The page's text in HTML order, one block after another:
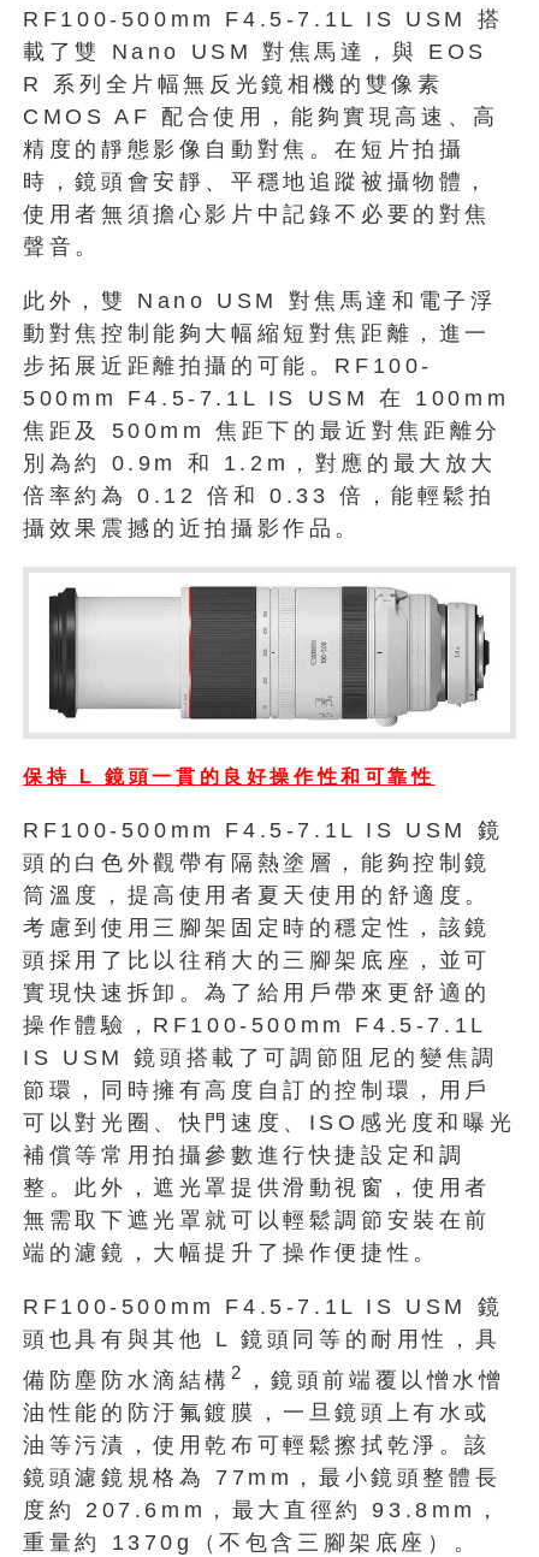
RF100-500mm F4.5-7.1L IS USM 搭
載了雙 Nano USM 對焦馬達，與 EOS
R 系列全片幅無反光鏡相機的雙像素
CMOS AF 配合使用，能夠實現高速、高
精度的靜態影像自動對焦。在短片拍攝
時，鏡頭會安靜、平穩地追蹤被攝物體，
使用者無須擔心影片中記錄不必要的對焦
聲音。
此外，雙 Nano USM 對焦馬達和電子浮
動對焦控制能夠大幅縮短對焦距離，進一
步拓展近距離拍攝的可能。RF100-
500mm F4.5-7.1L IS USM 在 100mm
焦距及 500mm 焦距下的最近對焦距離分
別為約 0.9m 和 1.2m，對應的最大放大
倍率約為 0.12 倍和 0.33 倍，能輕鬆拍
攝效果震撼的近拍攝影作品。
保持 L鏡頭一貫的良好操作性和可靠性
RF100-500mm F4.5-7.1L IS USM 鏡
頭的白色外觀帶有隔熱塗層，能夠控制鏡
筒溫度，提高使用者夏天使用的舒適度。
考慮到使用三腳架固定時的穩定性，該鏡
頭採用了比以往稍大的三腳架底座，並可
實現快速拆卸。為了給用戶帶來更舒適的
操作體驗，RF100-500mm F4.5-7.1L
IS USM 鏡頭搭載了可調節阻尼的變焦調
節環，同時擁有高度自訂的控制環，用戶
可以對光圈、快門速度、ISO感光度和曝光
補償等常用拍攝參數進行快捷設定和調
整。此外，遮光罩提供滑動視窗，使用者
無需取下遮光罩就可以輕鬆調節安裝在前
端的濾鏡，大幅提升了操作便捷性。
RF100-500mm F4.5-7.1L IS USM 鏡
頭也具有與其他 L 鏡頭同等的耐用性，具
備防塵防水滴結構 2
，鏡頭前端覆以憎水憎
油性能的防汙氟鍍膜，一旦鏡頭上有水或
油等污漬，使用乾布可輕鬆擦拭乾淨。該
鏡頭濾鏡規格為 77mm，最小鏡頭整體長
度約 207.6mm，最大直徑約 93.8mm，
重量約 1370g（不包含三腳架底座）。